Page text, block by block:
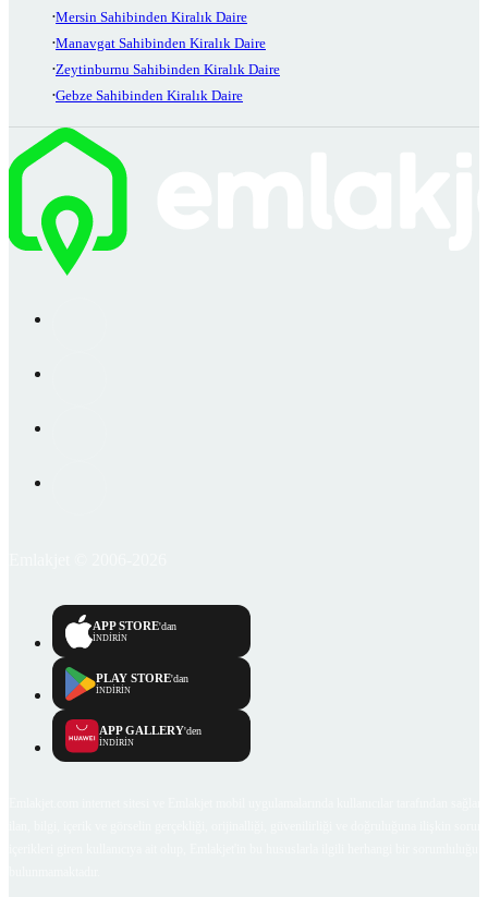
Mersin Sahibinden Kiralık Daire
Manavgat Sahibinden Kiralık Daire
Zeytinburnu Sahibinden Kiralık Daire
Gebze Sahibinden Kiralık Daire
APP STORE'dan
İNDİRİN
PLAY STORE'dan
İNDİRİN
APP GALLERY'den
İNDİRİN